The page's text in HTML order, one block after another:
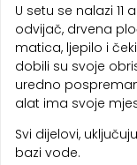
U setu se nalazi
odvijač, drvena
matica, ljepilo i
dobili su svoje
uredno
alat ima svoje
Svi dijelovi,
bazi vode.